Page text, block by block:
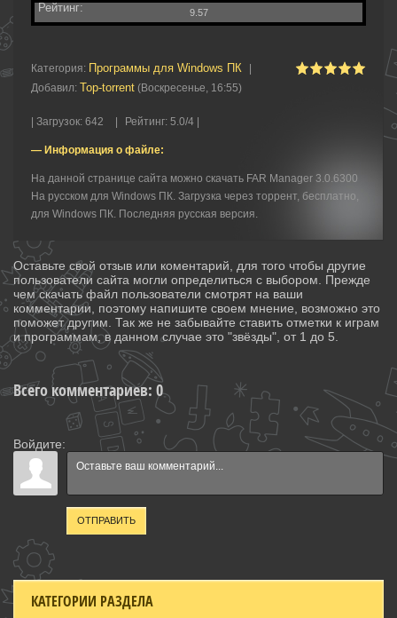
Рейтинг: 9.57
Категория: Программы для Windows ПК
Добавил: Top-torrent (Воскресенье, 16:55)
Загрузок: 642 Рейтинг: 5.0/4 |
— Информация о файле:
На данной странице сайта можно скачать FAR Manager 3.0.6300
На русском для Windows ПК. Загрузка через торрент, бесплатно,
для Windows ПК. Последняя русская версия.
Оставьте свой отзыв или коментарий, для того чтобы другие
пользователи сайта могли определиться с выбором. Прежде
чем скачать файл пользователи смотрят на ваши
комментарии, поэтому напишите своем мнение, возможно это
поможет другим. Так же не забывайте ставить отметки к играм
и программам, в данном случае это "звёзды", от 1 до 5.
Всего комментариев: 0
Войдите:
ОТПРАВИТЬ
КАТЕГОРИИ РАЗДЕЛА